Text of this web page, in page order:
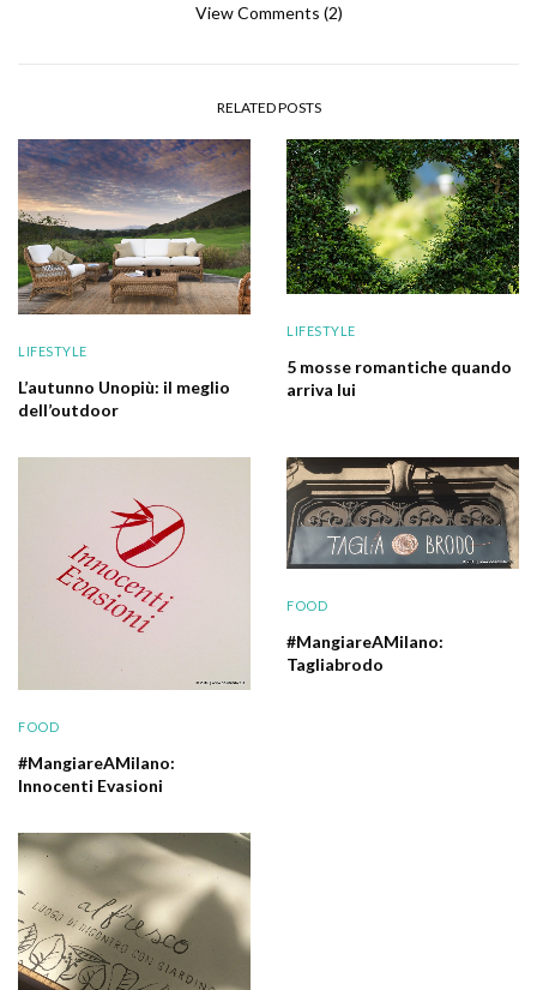
View Comments (2)
RELATED POSTS
LIFESTYLE
L’autunno Unopiù: il meglio
dell’outdoor
LIFESTYLE
5 mosse romantiche quando
arriva lui
FOOD
#MangiareAMilano:
Innocenti Evasioni
FOOD
#MangiareAMilano:
Tagliabrodo